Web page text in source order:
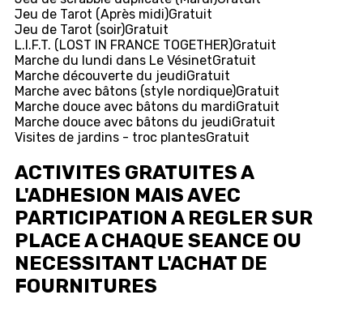
Jeu de Tarot (Après midi)Gratuit
Jeu de Tarot (soir)Gratuit
L.I.F.T. (LOST IN FRANCE TOGETHER)Gratuit
Marche du lundi dans Le VésinetGratuit
Marche découverte du jeudiGratuit
Marche avec bâtons (style nordique)Gratuit
Marche douce avec bâtons du mardiGratuit
Marche douce avec bâtons du jeudiGratuit
Visites de jardins - troc plantesGratuit
ACTIVITES GRATUITES A
L'ADHESION MAIS AVEC
PARTICIPATION A REGLER SUR
PLACE A CHAQUE SEANCE OU
NECESSITANT L'ACHAT DE
FOURNITURES